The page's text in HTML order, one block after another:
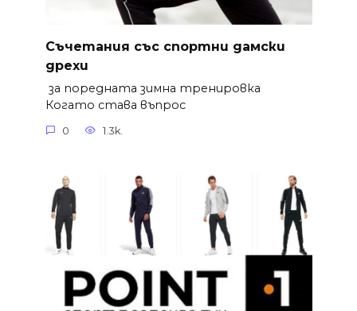
Съчетания със спортни дамски
дрехи
за поредната зимна тренировка
Когато става въпрос
0 1.3k.